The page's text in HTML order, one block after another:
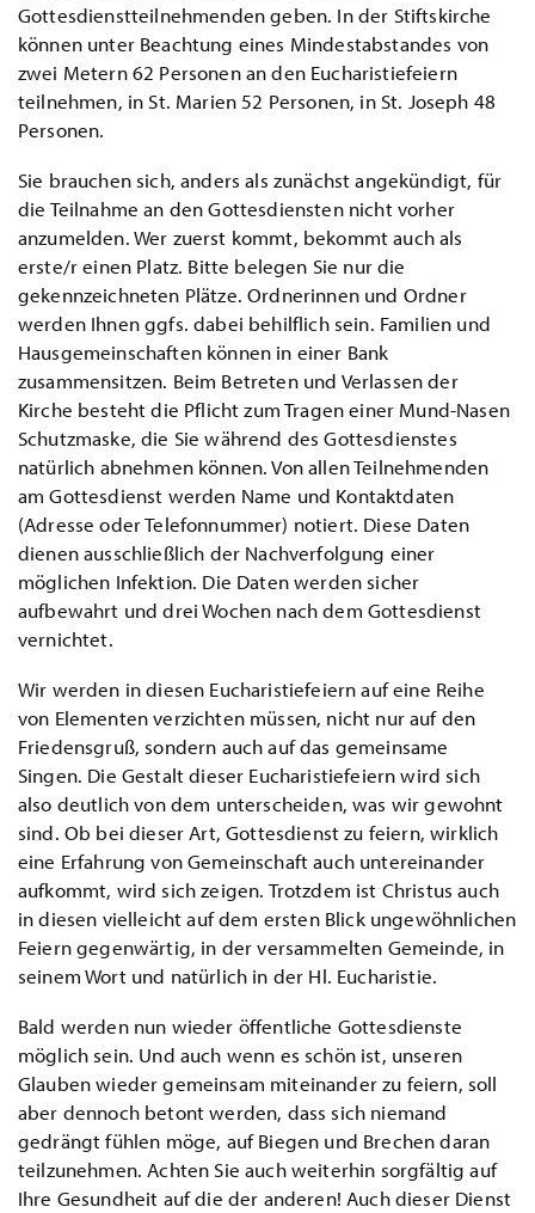
Gottesdienstteilnehmenden geben. In der Stiftskirche
können unter Beachtung eines Mindestabstandes von
zwei Metern 62 Personen an den Eucharistiefeiern
teilnehmen, in St. Marien 52 Personen, in St. Joseph 48
Personen.
Sie brauchen sich, anders als zunächst angekündigt, für
die Teilnahme an den Gottesdiensten nicht vorher
anzumelden. Wer zuerst kommt, bekommt auch als
erste/r einen Platz. Bitte belegen Sie nur die
gekennzeichneten Plätze. Ordnerinnen und Ordner
werden Ihnen ggfs. dabei behilflich sein. Familien und
Hausgemeinschaften können in einer Bank
zusammensitzen. Beim Betreten und Verlassen der
Kirche besteht die Pflicht zum Tragen einer Mund-Nasen
Schutzmaske, die Sie während des Gottesdienstes
natürlich abnehmen können. Von allen Teilnehmenden
am Gottesdienst werden Name und Kontaktdaten
(Adresse oder Telefonnummer) notiert. Diese Daten
dienen ausschließlich der Nachverfolgung einer
möglichen Infektion. Die Daten werden sicher
aufbewahrt und drei Wochen nach dem Gottesdienst
vernichtet.
Wir werden in diesen Eucharistiefeiern auf eine Reihe
von Elementen verzichten müssen, nicht nur auf den
Friedensgruß, sondern auch auf das gemeinsame
Singen. Die Gestalt dieser Eucharistiefeiern wird sich
also deutlich von dem unterscheiden, was wir gewohnt
sind. Ob bei dieser Art, Gottesdienst zu feiern, wirklich
eine Erfahrung von Gemeinschaft auch untereinander
aufkommt, wird sich zeigen. Trotzdem ist Christus auch
in diesen vielleicht auf dem ersten Blick ungewöhnlichen
Feiern gegenwärtig, in der versammelten Gemeinde, in
seinem Wort und natürlich in der Hl. Eucharistie.
Bald werden nun wieder öffentliche Gottesdienste
möglich sein. Und auch wenn es schön ist, unseren
Glauben wieder gemeinsam miteinander zu feiern, soll
aber dennoch betont werden, dass sich niemand
gedrängt fühlen möge, auf Biegen und Brechen daran
teilzunehmen. Achten Sie auch weiterhin sorgfältig auf
Ihre Gesundheit auf die der anderen! Auch dieser Dienst